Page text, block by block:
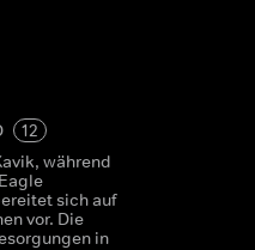
12
während
sich auf
vor. Die
in